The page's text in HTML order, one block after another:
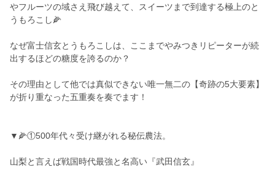
やフルーツの域さえ飛び越えて、スイーツまで到達する極上のと
うもろこし🌽
なぜ富士信玄とうもろこしは、ここまでやみつきリピーターが続
出するほどの糖度を誇るのか？
その理由として他では真似できない唯一無二の【奇跡の5大要素】
が折り重なった五重奏を奏でます！
▼🌽①500年代々受け継がれる秘伝農法。
山梨と言えば戦国時代最強と名高い『武田信玄』